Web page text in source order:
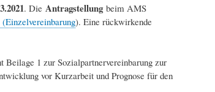
. Die Antragstellungbeim AMS
). Eine rückwirkende
Beilage 1 zur Sozialpartnervereinbarung zur
vor Kurzarbeit und Prognose für den